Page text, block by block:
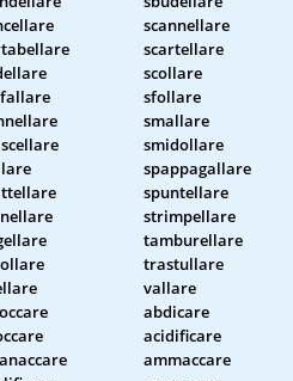
scannellare
scartellare
scollare
sfollare
smallare
smidollare
spappagallare
spuntellare
strimpellare
tamburellare
trastullare
vallare
abdicare
acidificare
ammaccare